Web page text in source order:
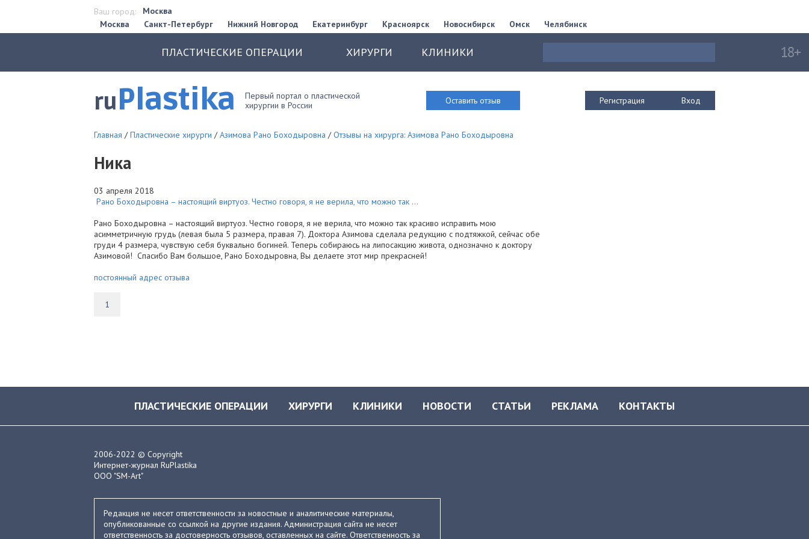
Ваш город:
Москва
Москва
Санкт-Петербург Нижний Новгород Екатеринбург Красноярск Новосибирск Омск Челябинск
ПЛАСТИЧЕСКИЕ ОПЕРАЦИИ ХИРУРГИ КЛИНИКИ
ruPlastika
Первый портал о пластической
хирургии в России
Оставить отзыв Регистрация Вход
Главная /Пластические хирурги /Азимова Рано Боходыровна /Отзывы на хирурга: Азимова Рано Боходыровна
Ника
03 апреля 2018
Рано Боходыровна – настоящий виртуоз. Честно говоря, я не верила, что можно так ...
Рано Боходыровна – настоящий виртуоз. Честно говоря, я не верила, что можно так красиво исправить мою
асимметричную грудь (левая была 5 размера, правая 7). Доктора Азимова сделала редукцию с подтяжкой, сейчас обе
груди 4 размера, чувствую себя буквально богиней. Теперь собираюсь на липосакцию живота, однозначно к доктору
Азимовой! Спасибо Вам большое, Рано Боходыровна, Вы делаете этот мир прекрасней!
постоянный адрес отзыва
1
ПЛАСТИЧЕСКИЕ ОПЕРАЦИИ ХИРУРГИ КЛИНИКИ НОВОСТИ СТАТЬИ РЕКЛАМА КОНТАКТЫ
2006-2022 © Copyright
Интернет-журнал RuPlastika
ООО "SM-Art"
Редакция не несет ответственности за новостные и аналитические материалы,
опубликованные со ссылкой на другие издания. Администрация сайта не несет
ответственность за достоверность отзывов, оставленных на сайте. Ответственность за